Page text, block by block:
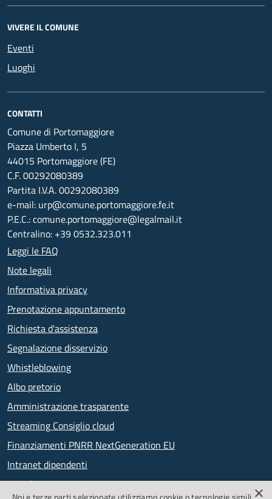
VIVERE IL COMUNE
Eventi
Luoghi
CONTATTI
Comune di Portomaggiore
Piazza Umberto I, 5
44015 Portomaggiore (FE)
C.F. 00292080389
Partita I.V.A. 00292080389
e-mail: urp@comune.portomaggiore.fe.it
P.E.C.: comune.portomaggiore@legalmail.it
Centralino: +39 0532.323.011
Leggi le FAQ
Note legali
Informativa privacy
Prenotazione appuntamento
Richiesta d'assistenza
Segnalazione disservizio
Whistleblowing
Albo pretorio
Amministrazione trasparente
Streaming Consiglio cloud
Finanziamenti PNRR NextGeneration EU
Intranet dipendenti
Newsletter
×